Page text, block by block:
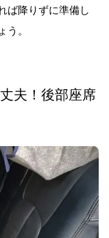
ば降りずに準備し
う。
夫！後部座席